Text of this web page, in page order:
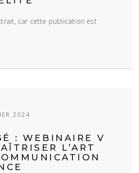
car cette publication est
2024
: WEBINAIRE V
L’ART